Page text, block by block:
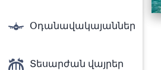
Օդանավակայաններ
Տեսարժան վայրեր